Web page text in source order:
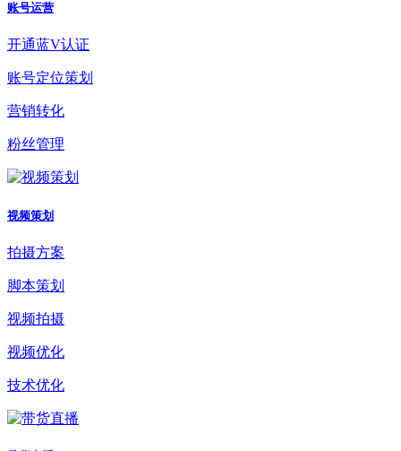
账号运营
开通蓝V认证
账号定位策划
营销转化
粉丝管理
视频策划
拍摄方案
脚本策划
视频拍摄
视频优化
技术优化